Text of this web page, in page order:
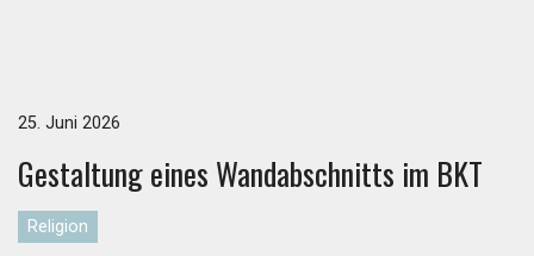
25. Juni 2026
Ge­stal­tung eines Wand­ab­schnitts im BKT
Religion